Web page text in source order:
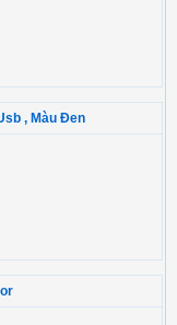
, Màu Đen